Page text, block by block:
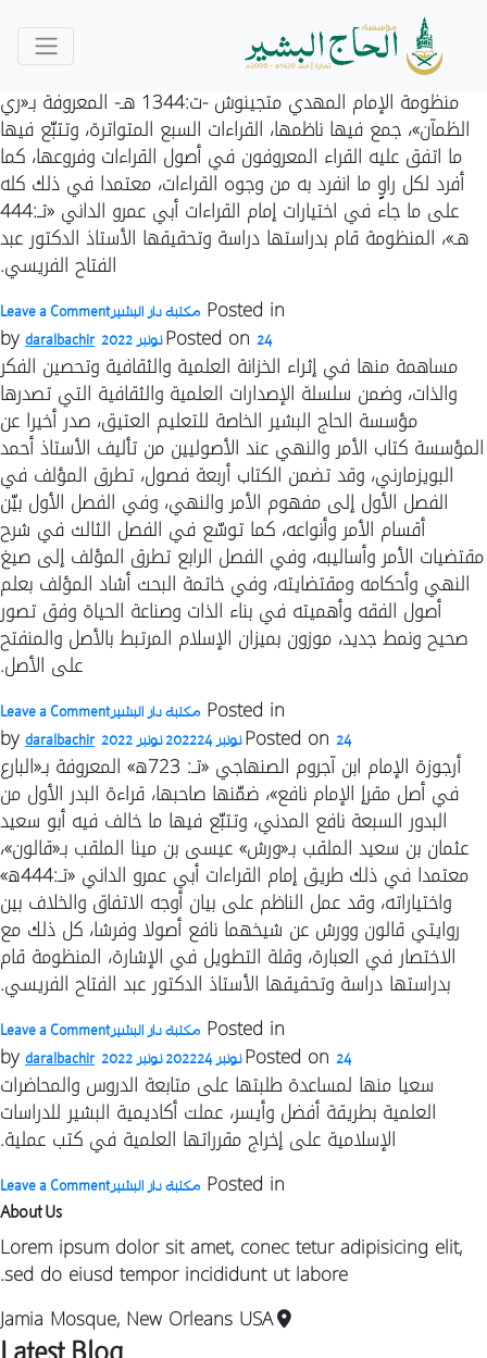
مكتبة دار البشير
Posted on24 نونبر 2022
منظومة الإمام المهدي متجينوش -ت:1344 هـ- المعروفة بـ«ري
الظمآن»، جمع فيها ناظمها، القراءات السبع المتواترة، وتتبّع فيها
ما اتفق عليه القراء المعروفون في أصول القراءات وفروعها، كما
أفرد لكل راوٍ ما انفرد به من وجوه القراءات، معتمدا في ذلك كله
على ما جاء في اختيارات إمام القراءات أبي عمرو الداني «تـ:444
هـ»، المنظومة قام بدراستها دراسة وتحقيقها الأستاذ الدكتور عبد
الفتاح الفريسي.
Posted in مكتبة دار البشيرLeave a Comment
Posted on 24 نونبر 2022 by
daralbachir
مساهمة منها في إثراء الخزانة العلمية والثقافية وتحصين الفكر
والذات، وضمن سلسلة الإصدارات العلمية والثقافية التي تصدرها
مؤسسة الحاج البشير الخاصة للتعليم العتيق، صدر أخيرا عن
المؤسسة كتاب الأمر والنهي عند الأصوليين من تأليف الأستاذ أحمد
البويزمارني، وقد تضمن الكتاب أربعة فصول، تطرق المؤلف في
الفصل الأول إلى مفهوم الأمر والنهي، وفي الفصل الأول بيّن
أقسام الأمر وأنواعه، كما توسّع في الفصل الثالث في شرح
مقتضيات الأمر وأساليبه، وفي الفصل الرابع تطرق المؤلف إلى صيغ
النهي وأحكامه ومقتضايته، وفي خاتمة البحث أشاد المؤلف بعلم
أصول الفقه وأهميته في بناء الذات وصناعة الحياة وفق تصور
صحيح ونمط جديد، موزون بميزان الإسلام المرتبط بالأصل والمنفتح
على الأصل.
Posted in مكتبة دار البشيرLeave a Comment
Posted on 24 نونبر 2022 24 نونبر 2022 by
daralbachir
أرجوزة الإمام ابن آجروم الصنهاجي «تـ: 723ه» المعروفة بـ«البارع
في أصل مقرإ الإمام نافع»، ضمّنها صاحبها، قراءة البدر الأول من
البدور السبعة نافع المدني، وتتبّع فيها ما خالف فيه أبو سعيد
عثمان بن سعيد الملقب بـ«ورش» عيسى بن مينا الملقب بـ«قالون»،
معتمدا في ذلك طريق إمام القراءات أبي عمرو الداني «تـ:444ه»
واختياراته، وقد عمل الناظم على بيان أوجه الاتفاق والخلاف بين
روايتي قالون وورش عن شيخهما نافع أصولا وفرشا، كل ذلك مع
الاختصار في العبارة، وقلة التطويل في الإشارة، المنظومة قام
بدراستها دراسة وتحقيقها الأستاذ الدكتور عبد الفتاح الفريسي.
Posted in مكتبة دار البشيرLeave a Comment
Posted on 24 نونبر 2022 24 نونبر 2022 by
daralbachir
سعيا منها لمساعدة طلبتها على متابعة الدروس والمحاضرات
العلمية بطريقة أفضل وأيسر، عملت أكاديمية البشير للدراسات
الإسلامية على إخراج مقرراتها العلمية في كتب عملية.
Posted in مكتبة دار البشيرLeave a Comment
About Us
Lorem ipsum dolor sit amet, conec tetur adipisicing elit,
sed do eiusd tempor incididunt ut labore.
Jamia Mosque, New Orleans USA